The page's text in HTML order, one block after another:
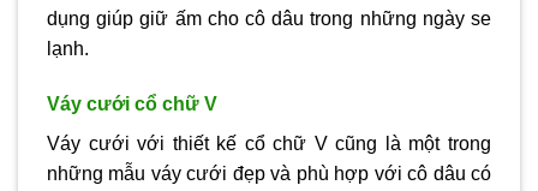
dụng giúp giữ ấm cho cô dâu trong những ngày se
lạnh.
Váy cưới cổ chữ V
Váy cưới với thiết kế cổ chữ V cũng là một trong
những mẫu váy cưới đẹp và phù hợp với cô dâu có